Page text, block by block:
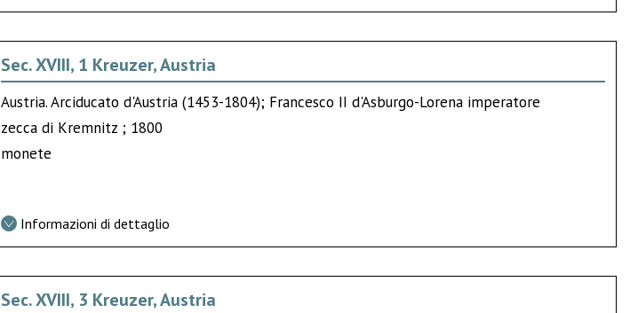
Sec. XVIII, 1 Kreuzer, Austria
Austria. Arciducato d'Austria (1453-1804); Francesco II d'Asburgo-Lorena imperatore
zecca di Kremnitz ; 1800
monete
Informazioni di dettaglio
Sec. XVIII, 3 Kreuzer, Austria